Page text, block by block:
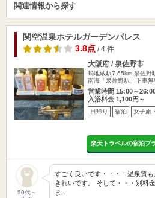
関連情報から探す
関空温泉ホテルガーデンパレス
3.8点/ 4 件
大阪府 / 泉佐野市
蛸地蔵駅7.65km 泉佐野
南海「泉佐野駅」下車無
営業時間 15:00～
入浴料金 1,100円～
日帰り 宿泊 女子旅
楽天トラベルの宿泊プ
50代～
すごく良いです・・・！温泉質
きれいです。 そして・・・別料
ま…